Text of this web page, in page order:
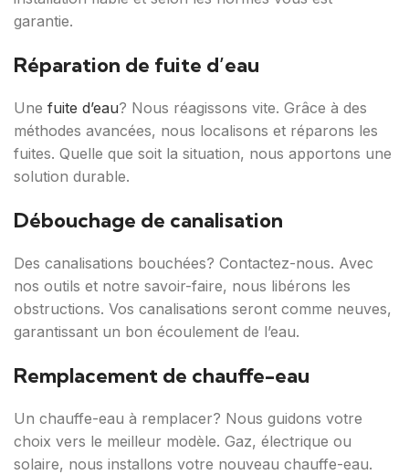
garantie.
Réparation de fuite d’eau
Une fuite d’eau? Nous réagissons vite. Grâce à des
méthodes avancées, nous localisons et réparons les
fuites. Quelle que soit la situation, nous apportons une
solution durable.
Débouchage de canalisation
Des canalisations bouchées? Contactez-nous. Avec
nos outils et notre savoir-faire, nous libérons les
obstructions. Vos canalisations seront comme neuves,
garantissant un bon écoulement de l’eau.
Remplacement de chauffe-eau
Un chauffe-eau à remplacer? Nous guidons votre
choix vers le meilleur modèle. Gaz, électrique ou
solaire, nous installons votre nouveau chauffe-eau.